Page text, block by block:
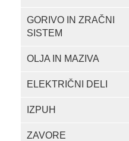
GORIVO IN ZRAČNI
SISTEM
OLJA IN MAZIVA
ELEKTRIČNI DELI
IZPUH
ZAVORE